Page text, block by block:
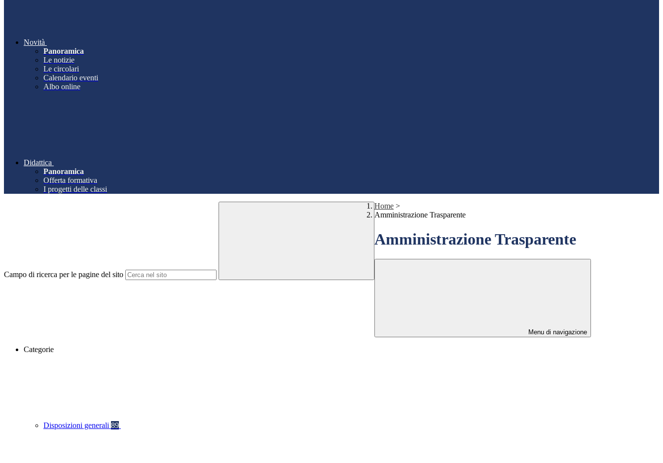
Novità
Panoramica
Le notizie
Le circolari
Calendario eventi
Albo online
Didattica
Panoramica
Offerta formativa
I progetti delle classi
Campo di ricerca per le pagine del sito
Home >
Amministrazione Trasparente
Amministrazione Trasparente
Menu di navigazione
Categorie
Disposizioni generali 89